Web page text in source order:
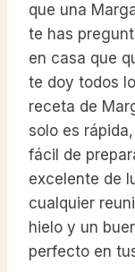
que una
te has
en casa que
te doy todos
receta de
solo es
fácil de
excelente de
cualquier
hielo y un
perfecto en